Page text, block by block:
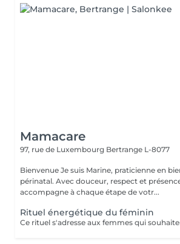
Mamacare
97, rue de Luxembourg Bertrange L-8077
Bienvenue Je suis Marine, praticienne en bien-être féminin et
périnatal. Avec douceur, respect et
accompagne à chaque étape de votr...
Rituel énergétique du féminin